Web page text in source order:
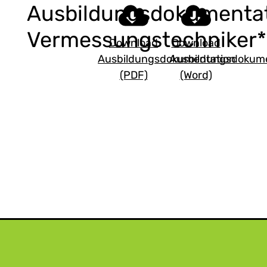
Download
Ausbildungsdokumentation
(PDF)
Download
(Word)